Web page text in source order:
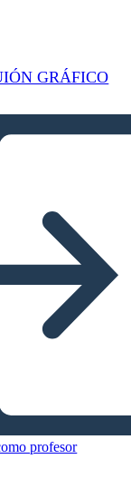
GRÁFICO
profesor